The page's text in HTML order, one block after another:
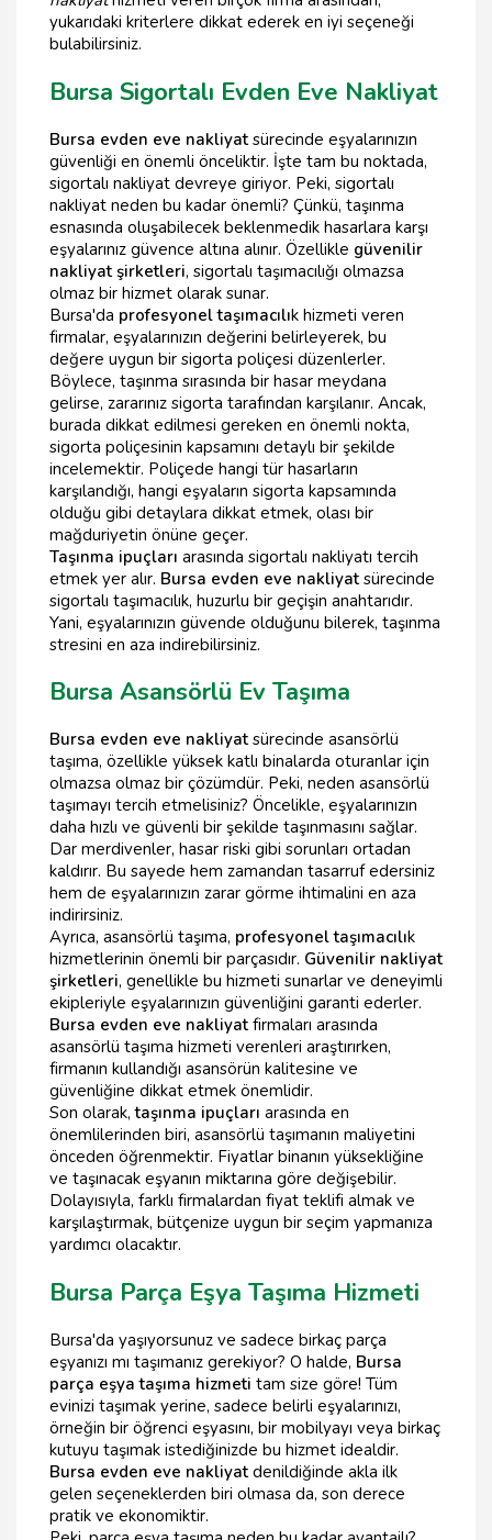
yukarıdaki kriterlere dikkat ederek en iyi seçeneği
bulabilirsiniz.
Bursa Sigortalı Evden Eve Nakliyat
Bursa evden eve nakliyat sürecinde eşyalarınızın
güvenliği en önemli önceliktir. İşte tam bu noktada,
sigortalı nakliyat devreye giriyor. Peki, sigortalı
nakliyat neden bu kadar önemli? Çünkü, taşınma
esnasında oluşabilecek beklenmedik hasarlara karşı
eşyalarınız güvence altına alınır. Özellikle güvenilir
nakliyat şirketleri, sigortalı taşımacılığı olmazsa
olmaz bir hizmet olarak sunar.
Bursa'da profesyonel taşımacılık hizmeti veren
firmalar, eşyalarınızın değerini belirleyerek, bu
değere uygun bir sigorta poliçesi düzenlerler.
Böylece, taşınma sırasında bir hasar meydana
gelirse, zararınız sigorta tarafından karşılanır. Ancak,
burada dikkat edilmesi gereken en önemli nokta,
sigorta poliçesinin kapsamını detaylı bir şekilde
incelemektir. Poliçede hangi tür hasarların
karşılandığı, hangi eşyaların sigorta kapsamında
olduğu gibi detaylara dikkat etmek, olası bir
mağduriyetin önüne geçer.
Taşınma ipuçları arasında sigortalı nakliyatı tercih
etmek yer alır. Bursa evden eve nakliyat sürecinde
sigortalı taşımacılık, huzurlu bir geçişin anahtarıdır.
Yani, eşyalarınızın güvende olduğunu bilerek, taşınma
stresini en aza indirebilirsiniz.
Bursa Asansörlü Ev Taşıma
Bursa evden eve nakliyat sürecinde asansörlü
taşıma, özellikle yüksek katlı binalarda oturanlar için
olmazsa olmaz bir çözümdür. Peki, neden asansörlü
taşımayı tercih etmelisiniz? Öncelikle, eşyalarınızın
daha hızlı ve güvenli bir şekilde taşınmasını sağlar.
Dar merdivenler, hasar riski gibi sorunları ortadan
kaldırır. Bu sayede hem zamandan tasarruf edersiniz
hem de eşyalarınızın zarar görme ihtimalini en aza
indirirsiniz.
Ayrıca, asansörlü taşıma, profesyonel taşımacılık
hizmetlerinin önemli bir parçasıdır. Güvenilir nakliyat
şirketleri, genellikle bu hizmeti sunarlar ve deneyimli
ekipleriyle eşyalarınızın güvenliğini garanti ederler.
Bursa evden eve nakliyat firmaları arasında
asansörlü taşıma hizmeti verenleri araştırırken,
firmanın kullandığı asansörün kalitesine ve
güvenliğine dikkat etmek önemlidir.
Son olarak,taşınma ipuçları arasında en
önemlilerinden biri, asansörlü taşımanın maliyetini
önceden öğrenmektir. Fiyatlar binanın yüksekliğine
ve taşınacak eşyanın miktarına göre değişebilir.
Dolayısıyla, farklı firmalardan fiyat teklifi almak ve
karşılaştırmak, bütçenize uygun bir seçim yapmanıza
yardımcı olacaktır.
Bursa Parça Eşya Taşıma Hizmeti
Bursa'da yaşıyorsunuz ve sadece birkaç parça
eşyanızı mı taşımanız gerekiyor? O halde, Bursa
parça eşya taşıma hizmeti tam size göre! Tüm
evinizi taşımak yerine, sadece belirli eşyalarınızı,
örneğin bir öğrenci eşyasını, bir mobilyayı veya birkaç
kutuyu taşımak istediğinizde bu hizmet idealdir.
Bursa evden eve nakliyat denildiğinde akla ilk
gelen seçeneklerden biri olmasa da, son derece
pratik ve ekonomiktir.